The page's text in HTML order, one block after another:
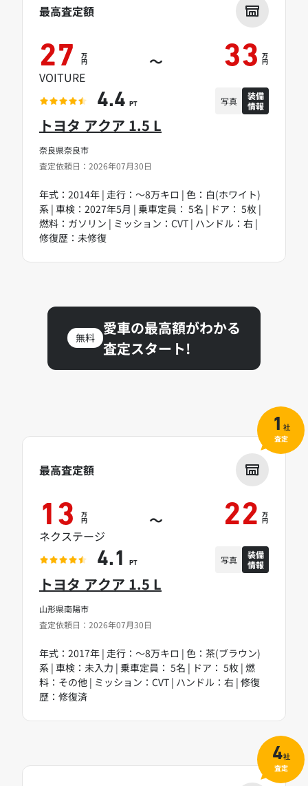
奈良県奈良市
査定依頼日：2026年07月30日
トヨタ アクア 1.5 L
年式：2014年 | 走行：～8万キロ | 色：白(ホワイト)
系 | 車検：2027年5月 | 乗車定員： 5名 | ドア： 5枚 |
燃料：ガソリン | ミッション：CVT | ハンドル：右 |
修復歴：未修復
最高査定額
27 万
円 ～ 33 万
円
VOITURE
4.4 PT 写真
装備
情報
無料
愛車の最高額がわかる
査定スタート!
山形県南陽市
査定依頼日：2026年07月30日
トヨタ アクア 1.5 L
年式：2017年 | 走行：～8万キロ | 色：茶(ブラウン)
系 | 車検：未入力 | 乗車定員： 5名 | ドア： 5枚 | 燃
料：その他 | ミッション：CVT | ハンドル：右 | 修復
歴：修復済
最高査定額
13 万
円 ～ 22 万
円
ネクステージ
4.1 PT 写真
装備
情報
1 社
査定
4社
査定